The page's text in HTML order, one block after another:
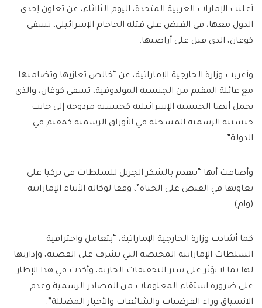
أعلنت الإمارات العربية المتحدة، اليوم الثلاثاء، عن تعاون إحدى
الدول معها، في القبض على قتلة الحاخام الإسرائيلي، تسفي
كوغان، الذي قتل على أراضيها.
وأعربت وزارة الخارجية الإماراتية، عن “خالص تعازيها وتضامنها
مع عائلة المقيم من الجنسية المولدوفية، تسفي كوغان، والذي
يحمل أيضا الجنسية الإسرائيلية كجنسية مزدوجة إلى جانب
جنسيته الرسمية المسجلة في الأوراق الرسمية كمقيم في
الدولة”.
وأضافت أنها “تتقدم بالشكر الجزيل للسلطات في تركيا على
تعاونها في القبض على الجناة”، وفقا لوكالة الأنباء الإماراتية
(وام).
كما أشادت وزارة الخارجية الإماراتية، “بتعامل واحترافية
السلطات الإماراتية المختصة التي تشرف على القضية، وإدارتها
لها بما لا يؤثر على سير التحقيقات الجارية، وأكدت في هذا الإطار
على ضرورة استقاء المعلومات من المصادر الرسمية وعدم
الانسياق وراء الفرضيات والشائعات والأخبار المضللة”.